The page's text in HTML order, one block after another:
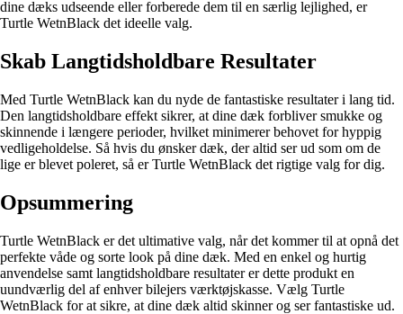
dine dæks udseende eller forberede dem til en særlig lejlighed, er
Turtle WetnBlack det ideelle valg.
Skab Langtidsholdbare Resultater
Med Turtle WetnBlack kan du nyde de fantastiske resultater i lang tid.
Den langtidsholdbare effekt sikrer, at dine dæk forbliver smukke og
skinnende i længere perioder, hvilket minimerer behovet for hyppig
vedligeholdelse. Så hvis du ønsker dæk, der altid ser ud som om de
lige er blevet poleret, så er Turtle WetnBlack det rigtige valg for dig.
Opsummering
Turtle WetnBlack er det ultimative valg, når det kommer til at opnå det
perfekte våde og sorte look på dine dæk. Med en enkel og hurtig
anvendelse samt langtidsholdbare resultater er dette produkt en
uundværlig del af enhver bilejers værktøjskasse. Vælg Turtle
WetnBlack for at sikre, at dine dæk altid skinner og ser fantastiske ud.